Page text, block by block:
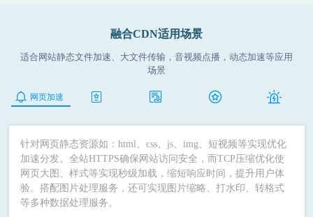
融合CDN适用场景
适合网站静态文件加速、大文件传输，音视频点播，动态加速等应用
场景
 网页加速    
针对网页静态资源如：html、css、js、img、短视频等实现优化
加速分发。全站HTTPS确保网站访问安全，而TCP压缩优化使
网页大图、样式等实现秒级加载，缩短响应时间，提升用户体
验。搭配图片处理服务，还可实现图片缩略、打水印、转格式
等多种数据处理服务。